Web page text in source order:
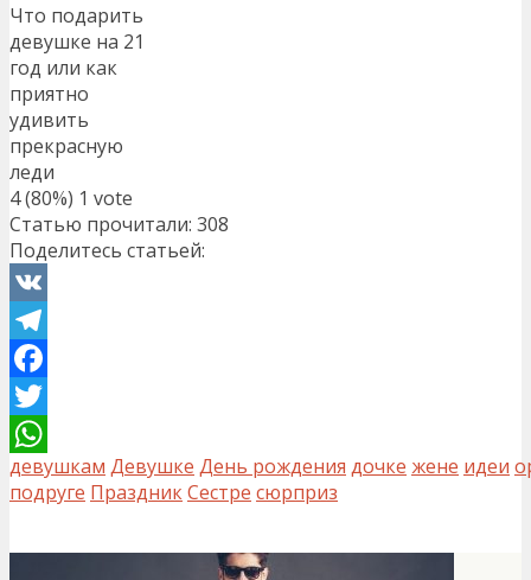
Что подарить
девушке на 21
год или как
приятно
удивить
прекрасную
леди
4(80%) 1 vote
Статью прочитали: 308
Поделитесь статьей:
VK
Telegram
Facebook
Twitter
WhatsApp
девушкам Девушке День рождения дочке жене идеи
подруге ПраздникСестре сюрприз